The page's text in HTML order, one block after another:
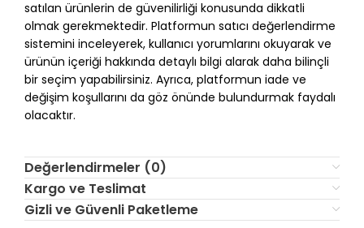
satılan ürünlerin de güvenilirliği konusunda dikkatli
olmak gerekmektedir. Platformun satıcı değerlendirme
sistemini inceleyerek, kullanıcı yorumlarını okuyarak ve
ürünün içeriği hakkında detaylı bilgi alarak daha bilinçli
bir seçim yapabilirsiniz. Ayrıca, platformun iade ve
değişim koşullarını da göz önünde bulundurmak faydalı
olacaktır.
Değerlendirmeler (0)
Kargo ve Teslimat
Gizli ve Güvenli Paketleme